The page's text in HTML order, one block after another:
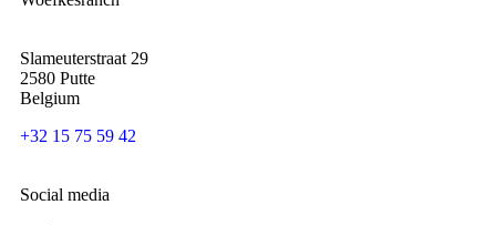
Slameuterstraat 29
2580 Putte
Belgium
+32 15 75 59 42
Social media